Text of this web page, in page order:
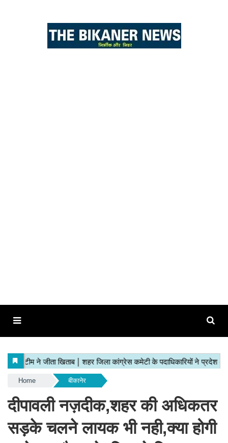
Home बीकानेर
दीपावली नज़दीक,शहर की अधिकतर
सड़के चलने लायक भी नही,क्या होगी